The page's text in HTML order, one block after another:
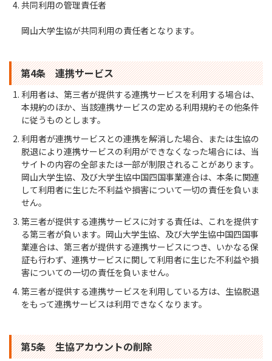
共同利用の管理責任者
岡山大学生協が共同利用の責任者となります。
第4条 連携サービス
利用者は、第三者が提供する連携サービスを利用する場合は、
本規約のほか、当該連携サービスの定める利用規約その他条件
に従うものとします。
利用者が連携サービスとの連携を解消した場合、または生協の
脱退により連携サービスの利用ができなくなった場合には、当
サイトの内容の全部または一部が制限されることがあります。
岡山大学生協、及び大学生協中国四国事業連合は、本条に関連
して利用者に生じた不利益や損害について一切の責任を負いま
せん。
第三者が提供する連携サービスに対する責任は、これを提供す
る第三者が負います。岡山大学生協、及び大学生協中国四国事
業連合は、第三者が提供する連携サービスにつき、いかなる保
証も行わず、連携サービスに関して利用者に生じた不利益や損
害についての一切の責任を負いません。
第三者が提供する連携サービスを利用している方は、生協脱退
をもって連携サービスは利用できなくなります。
第5条 生協アカウントの削除